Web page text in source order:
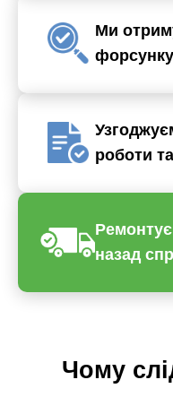
Ми
форсунку
роботи
назад
Чому